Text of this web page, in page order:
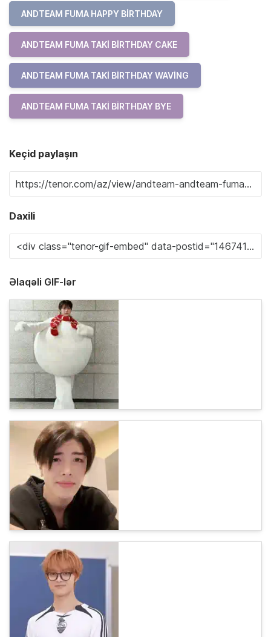
ANDTEAM FUMA HAPPY BIRTHDAY
ANDTEAM FUMA TAKI BIRTHDAY CAKE
ANDTEAM FUMA TAKI BIRTHDAY WAVING
ANDTEAM FUMA TAKI BIRTHDAY BYE
Keçid paylaşın
Daxili
Əlaqəli GIF-lər